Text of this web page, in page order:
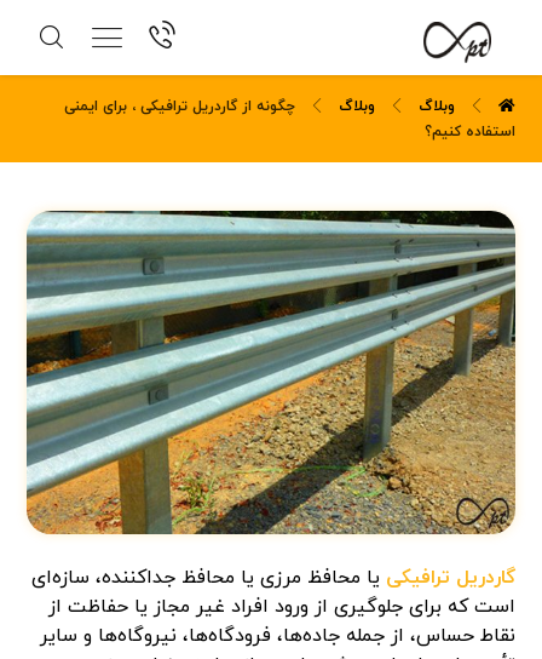
وبلاگ وبلاگ
چگونه از گاردریل ترافیکی ، برای ایمنی
استفاده کنیم؟
گاردریل ترافیکی یا محافظ مرزی یا محافظ جداکننده، سازه‌ای
است که برای جلوگیری از ورود افراد غیر مجاز یا حفاظت از
نقاط حساس، از جمله جاده‌ها، فرودگاه‌ها، نیروگاه‌ها و سایر